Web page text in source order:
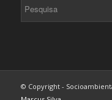
© Copyright -